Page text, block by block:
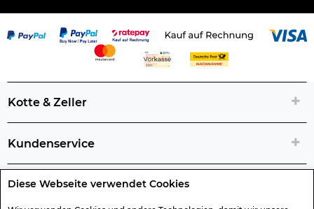
Diese Webseite verwendet Cookies
Kotte & Zeller
Kundenservice
Rechtliche Artikelinfos